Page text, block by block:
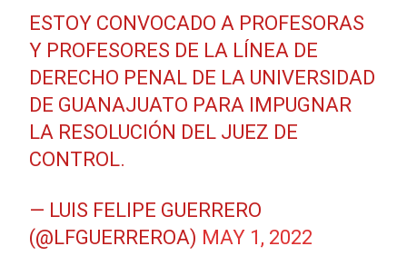
ESTOY CONVOCADO A PROFESORAS
Y PROFESORES DE LA LÍNEA DE
DERECHO PENAL DE LA UNIVERSIDAD
DE GUANAJUATO PARA IMPUGNAR
LA RESOLUCIÓN DEL JUEZ DE
CONTROL.
— LUIS FELIPE GUERRERO
(@LFGUERREROA) MAY 1, 2022